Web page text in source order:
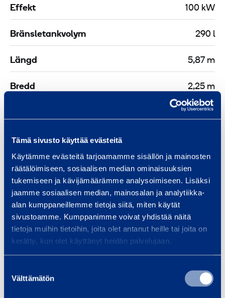
Tämä sivusto käyttää evästeitä
Käytämme evästeitä tarjoamamme sisällön ja mainosten
räätälöimiseen, sosiaalisen median ominaisuuksien
tukemiseen ja kävijämäärämme analysoimiseen. Lisäksi
jaamme sosiaalisen median, mainosalan ja analytiikka-
alan kumppaneillemme tietoja siitä, miten käytät
sivustoamme. Kumppanimme voivat yhdistää näitä
tietoja muihin tietoihin, joita olet antanut heille tai joita on
kerätty, kun olet käyttänyt heidän palvelujaan.
valinta
Välttämätön
Effekt 100 kW
Bränsletankvolym 290 l
Längd 5,87 m
Bredd 2,25 m
2,99 m
Säkerhet
Dokument
Liknande produkter